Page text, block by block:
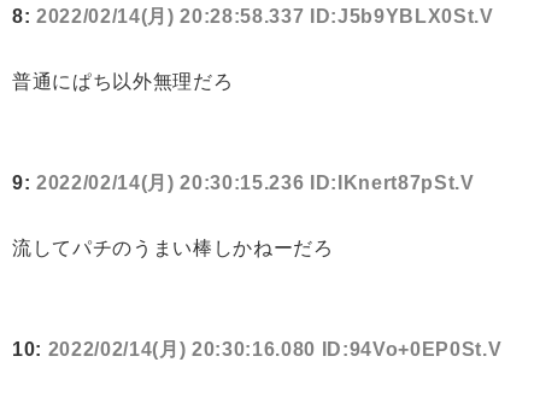
8: 2022/02/14(月) 20:28:58.337 ID:J5b9YBLX0St.V
普通にぱち以外無理だろ
9: 2022/02/14(月) 20:30:15.236 ID:IKnert87pSt.V
流してパチのうまい棒しかねーだろ
10: 2022/02/14(月) 20:30:16.080 ID:94Vo+0EP0St.V